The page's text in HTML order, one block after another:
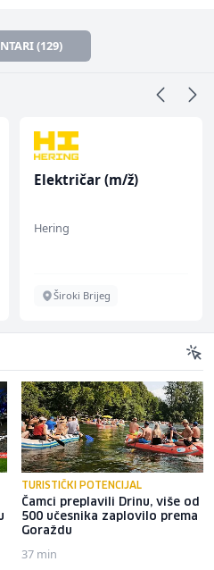
(129)
Električar (m/ž)
Hering
Široki Brijeg
TURISTIČKI POTENCIJAL
Čamci preplavili Drinu, više od
500 učesnika zaplovilo prema
Goraždu
37 min